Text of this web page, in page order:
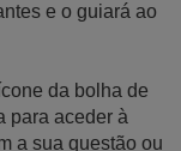
e o guiará ao
da bolha de
para aceder à
a sua questão ou